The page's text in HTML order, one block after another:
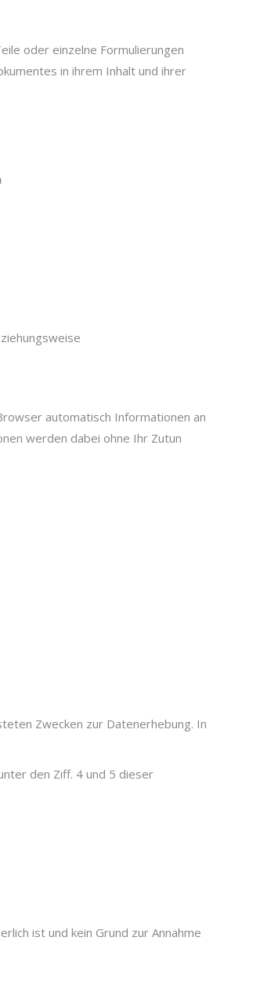
oder einzelne Formulierungen
in ihrem Inhalt und ihrer
automatisch Informationen an
werden dabei ohne Ihr Zutun
Zwecken zur Datenerhebung. In
den Ziff. 4 und 5 dieser
ist und kein Grund zur Annahme